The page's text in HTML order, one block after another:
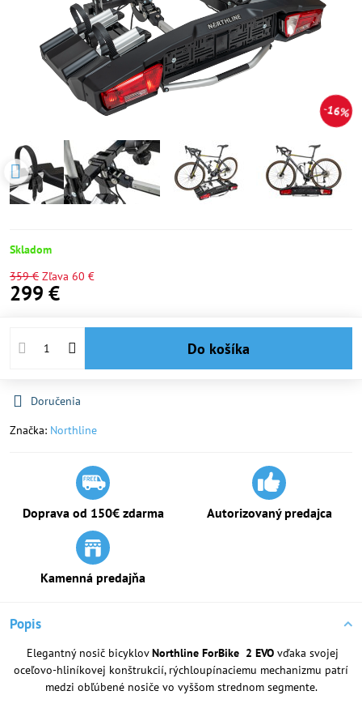
16%
Skladom
359 € Zľava 60 €
299 €
Do košíka
Doručenia
Značka: Northline
Doprava od 150€ zdarma Autorizovaný predajca
Kamenná predajňa
Popis
Elegantný nosič bicyklovNorthline ForBike 2 EVO vďaka svojej
oceľovo-hliníkovej konštrukcií, rýchloupínaciemu mechanizmu patrí
medzi obľúbené nosiče vo vyššom strednom segmente.